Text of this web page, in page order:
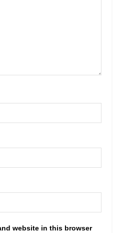
website in this browser